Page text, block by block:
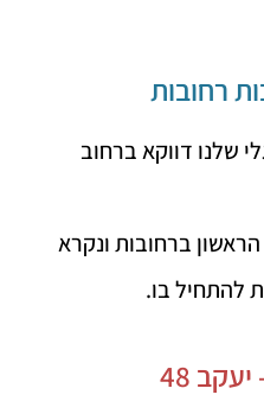
רחובות
שלנו דווקא ברחוב
ברחובות ונקרא
להתחיל בו.
48